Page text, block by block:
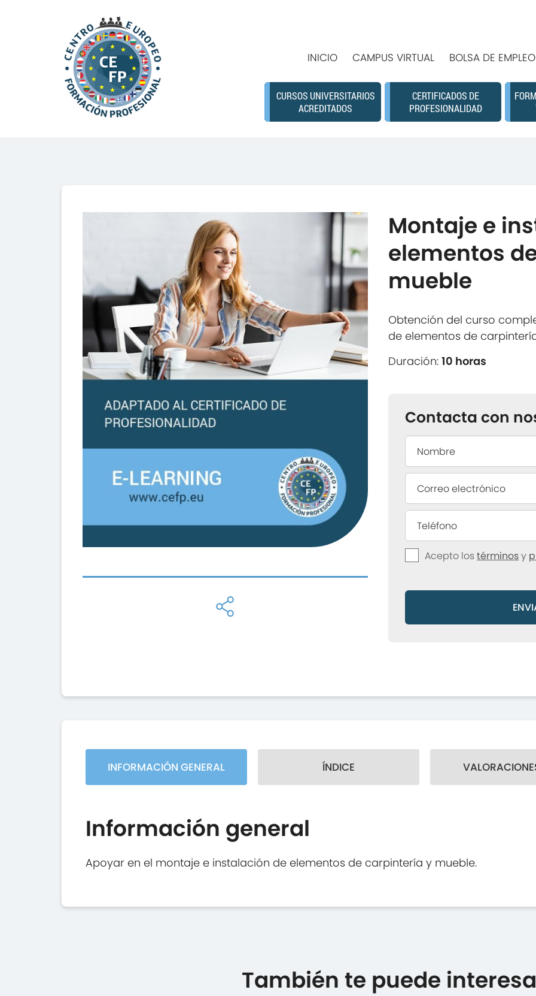
INICIO CAMPUS VIRTUAL BOLSA DE EMPLEO
CURSOS UNIVERSITARIOS
ACREDITADOS
CERTIFICADOS DE
PROFESIONALIDAD
Montaje e
elementos
mueble
Obtención del curso
de elementos de
Duración:10 horas
Contacta con
Acepto lostérminosy
INFORMACIÓN GENERAL ÍNDICE
Información general
Apoyar en el montaje e instalación de elementos de carpintería y mueble.
También te puede